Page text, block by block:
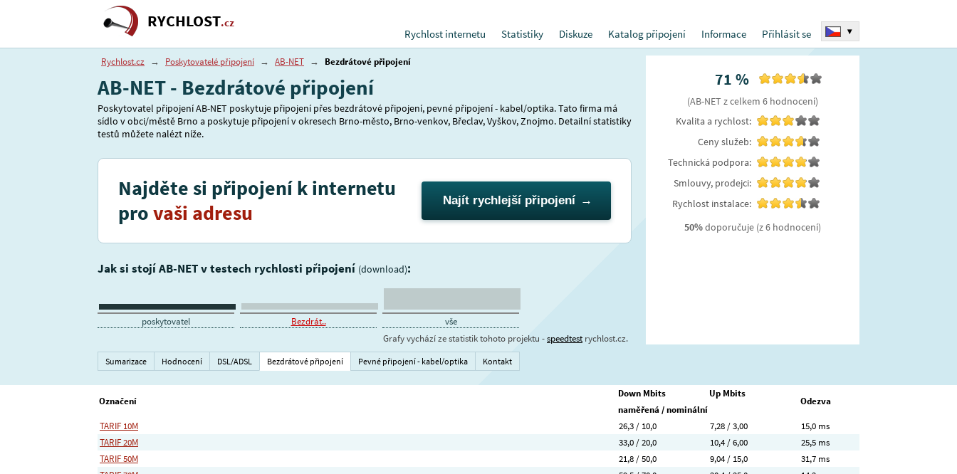
RYCHLOST.cz
Rychlost internetu
Statistiky Diskuze Katalog připojení Informace Přihlásit se ▾
Rychlost.cz → Poskytovatelé připojení → AB-NET → Bezdrátové připojení
AB-NET - Bezdrátové připojení
Poskytovatel připojení AB-NET poskytuje připojení přes bezdrátové připojení, pevné připojení - kabel/optika. Tato firma má
sídlo v obci/městě Brno a poskytuje připojení v okresech Brno-město, Brno-venkov, Břeclav, Vyškov, Znojmo. Detailní statistiky
testů můžete nalézt níže.
Najděte si připojení k internetu
provaši adresu Najít rychlejší připojení
Jak si stojí AB-NET v testech rychlosti připojení (download):
poskytovatel Bezdrát..
vše
Grafy vychází ze statistik tohoto projektu -speedtestrychlost.cz.
71 %
(AB-NET z celkem 6 hodnocení)
Kvalita a rychlost:
Ceny služeb:
Technická podpora:
Smlouvy, prodejci:
Rychlost instalace:
50%doporučuje (z 6 hodnocení)
Sumarizace Hodnocení DSL/ADSL Bezdrátové připojení Pevné připojení - kabel/optika Kontakt
Označení
Down Mbits Up Mbits
Odezva
naměřená / nominální
TARIF 10M
26,3 / 10,0 7,28 / 3,00
15,0 ms
TARIF 20M
33,0 / 20,0 10,4 / 6,00
25,5 ms
TARIF 50M
21,8 / 50,0 9,04 / 15,0
31,7 ms